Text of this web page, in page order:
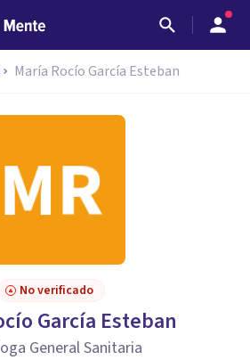
María Rocío García Esteban
No verificado
García Esteban
General Sanitaria